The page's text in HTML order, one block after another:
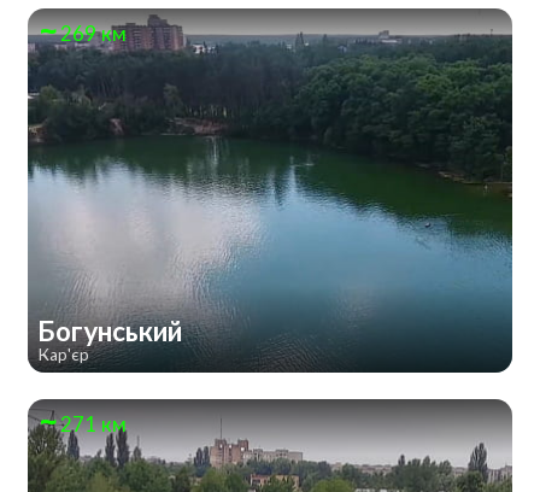
269 км
Богунський
Кар'єр
271 км